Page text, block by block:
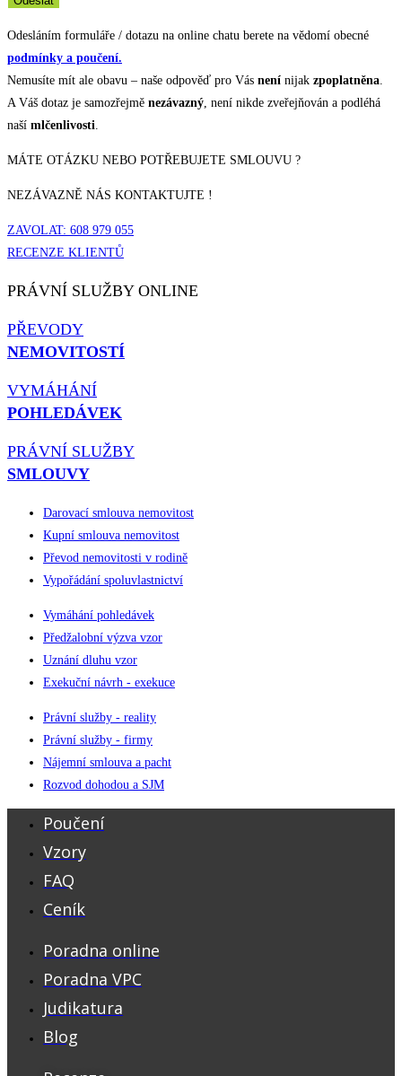
Odesláním formuláře / dotazu na online chatu berete na vědomí obecné
podmínky a poučení.
Nemusíte mít ale obavu – naše odpověď pro Vás není nijak zpoplatněna.
A Váš dotaz je samozřejmě nezávazný, není nikde zveřejňován a podléhá
naší mlčenlivosti.
MÁTE OTÁZKU NEBO POTŘEBUJETE SMLOUVU ?
NEZÁVAZNĚ NÁS KONTAKTUJTE !
ZAVOLAT: 608 979 055
RECENZE KLIENTŮ
PRÁVNÍ SLUŽBY ONLINE
PŘEVODY
NEMOVITOSTÍ
VYMÁHÁNÍ
POHLEDÁVEK
PRÁVNÍ SLUŽBY
SMLOUVY
Darovací smlouva nemovitost
Kupní smlouva nemovitost
Převod nemovitosti v rodině
Vypořádání spoluvlastnictví
Vymáhání pohledávek
Předžalobní výzva vzor
Uznání dluhu vzor
Exekuční návrh - exekuce
Právní služby - reality
Právní služby - firmy
Nájemní smlouva a pacht
Rozvod dohodou a SJM
Poučení
Vzory
FAQ
Ceník
Poradna online
Poradna VPC
Judikatura
Blog